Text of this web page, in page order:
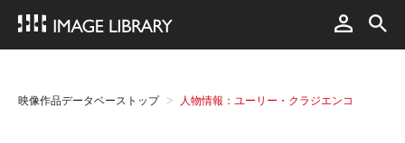
映像作品データベーストップ 人物情報：ユーリー・クラジエンコ